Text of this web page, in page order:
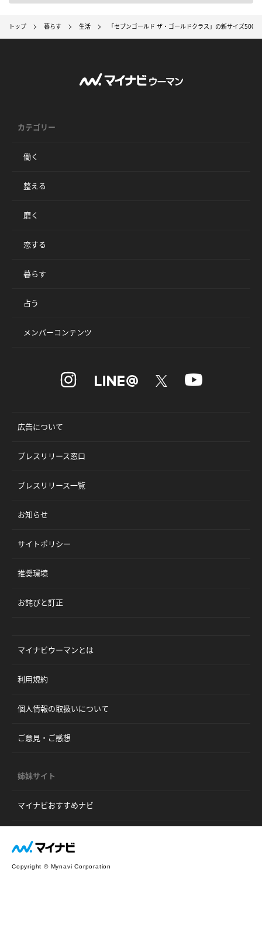
トップ 暮らす 生活 「セブンゴールド ザ・ゴールドクラス」の新サイズ
カテゴリー
働く
整える
磨く
恋する
暮らす
占う
メンバーコンテンツ
広告について
プレスリリース窓口
プレスリリース一覧
お知らせ
サイトポリシー
推奨環境
お詫びと訂正
マイナビウーマンとは
利用規約
個人情報の取扱いについて
ご意見・ご感想
姉妹サイト
マイナビおすすめナビ
Copyright © Mynavi Corporation